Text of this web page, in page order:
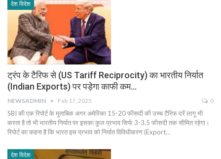
देश विदेश
ट्रंप के टैरिफ से (US Tariff Reciprocity) का भारतीय निर्यात
(Indian Exports) पर पड़ेगा काफी कम…
NEWSADMIN Feb 17, 2025 0
SBI की एक रिपोर्ट के मुताबिक अगर अमेरिका 15-20 फीसदी की उच्च टैरिफ दरें लागू भी
करता है तो भी भारतीय निर्यात पर इसका कुल प्रभाव सिर्फ 3-3.5 फीसदी तक सीमित रहेगा।
रिपोर्ट का कहना है कि भारत इस प्रभाव को निर्यात विविधीकरण (Export…
देश विदेश